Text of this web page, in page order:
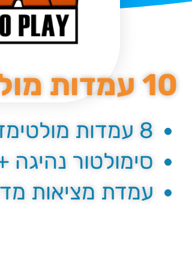
10 עמדות מולטימדיה
8 עמדות מולטימדיה מגוונות +
סימולטור נהיגה
עמדת מציאות